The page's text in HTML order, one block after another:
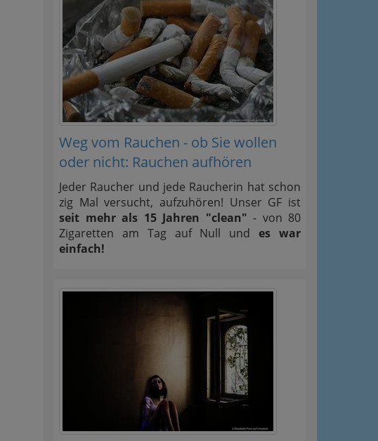
Weg vom Rauchen - ob Sie wollen
oder nicht: Rauchen aufhören
Jeder Raucher und jede Raucherin hat schon
zig Mal versucht, aufzuhören! Unser GF ist
seit mehr als 15 Jahren "clean" - von 80
Zigaretten am Tag auf Null undes war
einfach!